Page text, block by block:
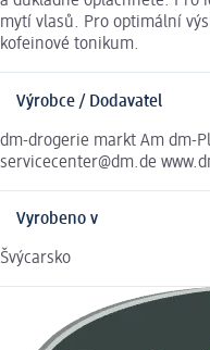
mytí vlasů. Pro optimální
kofeinové tonikum.
Výrobce / Dodavatel
dm-drogerie markt Am dm-
servicecenter@dm.de
Vyrobeno v
Švýcarsko